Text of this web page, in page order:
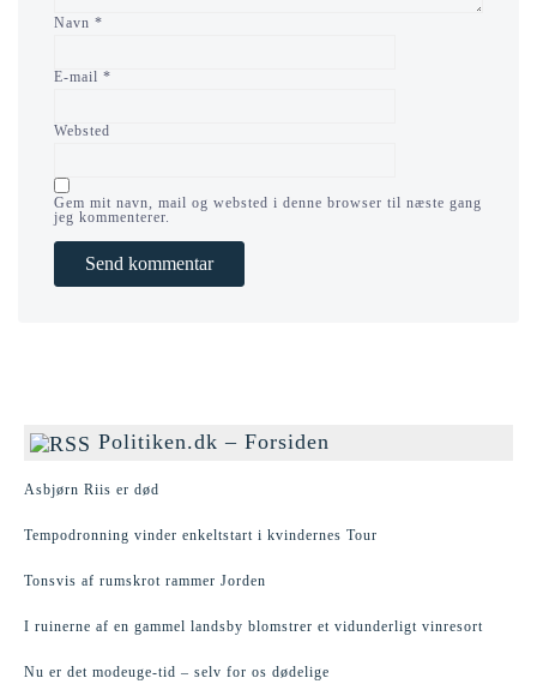
Navn *
E-mail *
Websted
Gem mit navn, mail og websted i denne browser til næste gang
jeg kommenterer.
Politiken.dk – Forsiden
Asbjørn Riis er død
Tempodronning vinder enkeltstart i kvindernes Tour
Tonsvis af rumskrot rammer Jorden
I ruinerne af en gammel landsby blomstrer et vidunderligt vinresort
Nu er det modeuge-tid – selv for os dødelige